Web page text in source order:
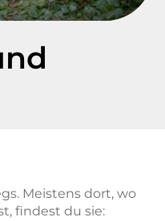
Meistens dort, wo
findest du sie: